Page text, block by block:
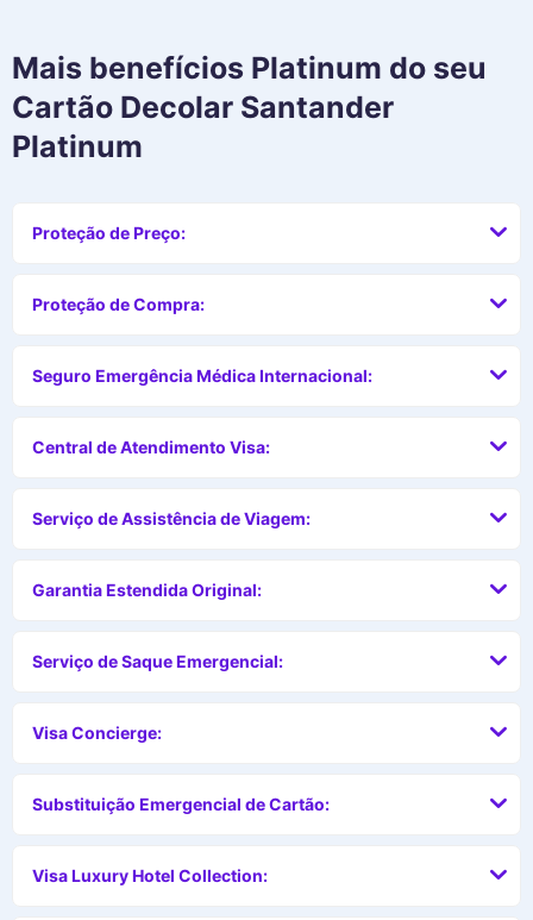
Mais benefícios Platinum do seu
Cartão Decolar Santander
Platinum
Proteção de Preço:
Proteção de Compra:
Seguro Emergência Médica Internacional:
Central de Atendimento Visa:
Serviço de Assistência de Viagem:
Garantia Estendida Original:
Serviço de Saque Emergencial:
Visa Concierge:
Substituição Emergencial de Cartão:
Visa Luxury Hotel Collection: